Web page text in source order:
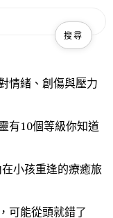
情緒、創傷與壓力
有10個等級你知道
小孩重逢的療癒旅
可能從頭就錯了